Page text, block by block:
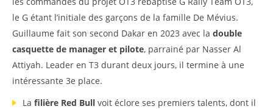
le G étant l’initiale des garçons de la famille De Mévius.
Guillaume fait son second Dakar en 2023 avec la double
casquette de manager et pilote, parrainé par Nasser Al
Attiyah. Leader en T3 durant deux jours, il termine à une
intéressante 3e place.
La filière Red Bull voit éclore ses premiers talents, dont il